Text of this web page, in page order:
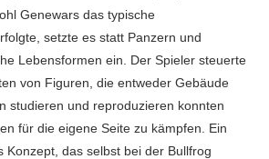
Genewars das typische
setzte es statt Panzern und
Lebensformen ein. Der Spieler steuerte
von Figuren, die entweder Gebäude
studieren und reproduzieren konnten
für die eigene Seite zu kämpfen. Ein
Konzept, das selbst bei der Bullfrog